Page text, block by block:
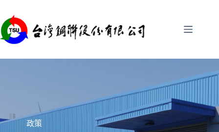
至
主
要
政策